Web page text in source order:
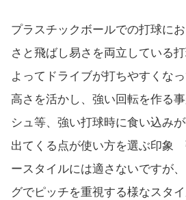
プラスチックボールでの打球に
さと飛ばし易さを両立している
よってドライブが打ちやすくな
高さを活かし、強い回転を作る
シュ等、強い打球時に食い込み
出てくる点が使い方を選ぶ印象
ースタイルには適さないですが
グでピッチを重視する様なスタ